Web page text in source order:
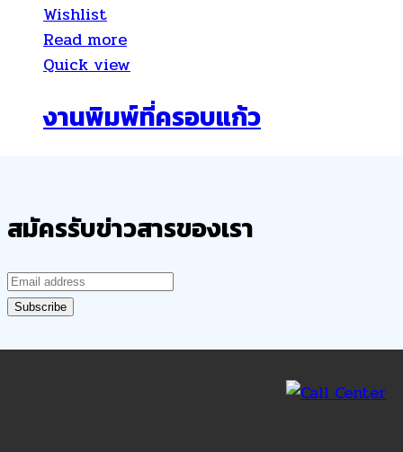
Wishlist
Read more
Quick view
งานพิมพ์ที่ครอบแก้ว
สมัครรับข่าวสารของเรา